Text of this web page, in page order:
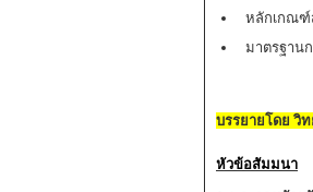
หลักเกณฑ์
มาตรฐาน
บรรยายโดย วิ
หัวข้อสัมมนา